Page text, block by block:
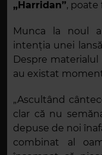
„Harridan”, poate
Munca la noul
intenția unei
Despre materialul
au existat
„Ascultând
clar că nu
depuse de noi
combinat al